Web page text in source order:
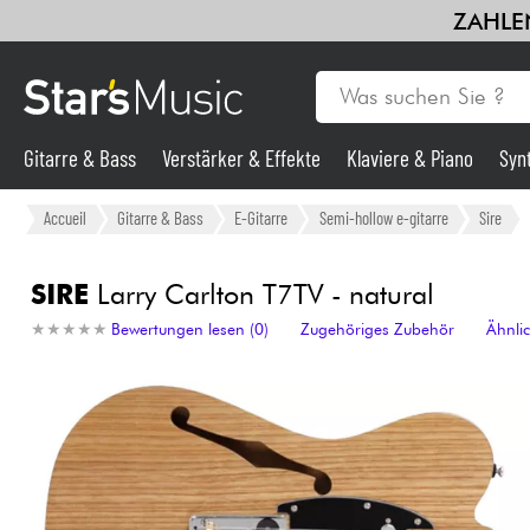
Gitarre & Bass
Synths & samplers
Licht
Violinen & Quartett
Gitarre & Bass Verstärker & Effekte Klaviere & Piano
Accueil Gitarre & Bass E-Gitarre Semi-hollow e-gitarre Sire
SIRE Larry Carlton T7TV - natural
★ ★ ★ ★ ★
★ ★ ★ ★ ★ Bewertungen lesen (0) Zugehöriges Zubehör